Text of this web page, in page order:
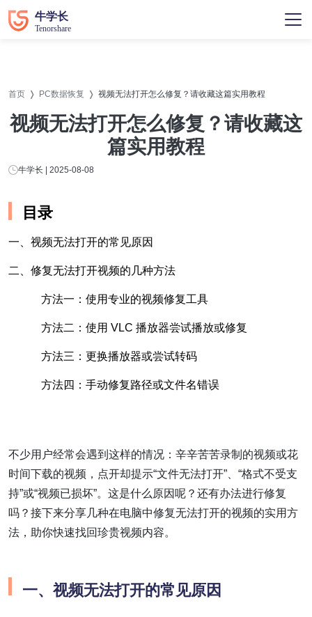
首页 PC数据恢复 视频无法打开怎么修复？请收藏这篇实用教程
视频无法打开怎么修复？请收藏这
篇实用教程
牛学长 | 2025-08-08
目录
一、视频无法打开的常见原因
二、修复无法打开视频的几种方法
方法一：使用专业的视频修复工具
方法二：使用 VLC 播放器尝试播放或修复
方法三：更换播放器或尝试转码
方法四：手动修复路径或文件名错误
不少用户经常会遇到这样的情况：辛辛苦苦录制的视频或花
时间下载的视频，点开却提示“文件无法打开”、“格式不受支
持”或“视频已损坏”。这是什么原因呢？还有办法进行修复
吗？接下来分享几种在电脑中修复无法打开的视频的实用方
法，助你快速找回珍贵视频内容。
一、视频无法打开的常见原因